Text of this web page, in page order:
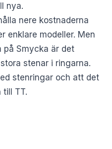
nya.
nere kostnaderna
enklare modeller. Men
på Smycka är det
stenar i ringarna.
stenringar och att det
till TT.